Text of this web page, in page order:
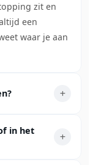
zit en
een
waar je aan
in het